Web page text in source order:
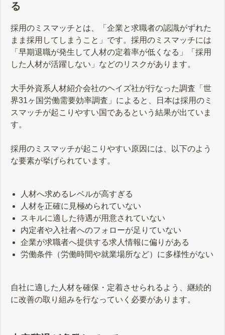
る
採用のミスマッチとは、「企業と求職者の認識がずれた
まま採用してしまうこと」です。採用のミスマッチには
「早期退職が発生して人材の定着率が低くなる」「採用
した人材が活躍しない」などのリスクがあります。
大手外資系人材紹介会社のヘイズ社が行なった調査「世
界31ヶ国労働需要効率調査」によると、日本は採用のミ
スマッチが起こりやすい国であるという結果が出ていま
す。
採用のミスマッチが起こりやすい原因には、以下のよう
な要素が挙げられています。
人材へ求めるレベルが高すぎる
人材を正確に見極められていない
スキルに適した待遇が用意されていない
内定者や入社者へのフォローが足りていない
企業が求職者へ提供する求人情報に偏りがある
労働条件（労働時間や就業場所など）に多様性がない
自社に適した人材を確保・定着させられるよう、継続的
に改善の取り組みを行なっていく必要があります。